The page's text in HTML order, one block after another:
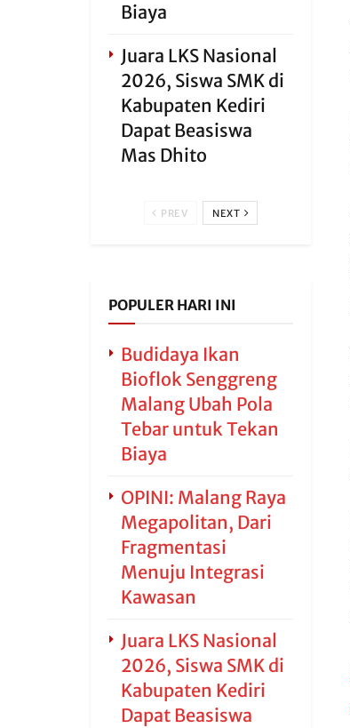
Biaya
Juara LKS Nasional
2026, Siswa SMK di
Kabupaten Kediri
Dapat Beasiswa
Mas Dhito
PREV NEXT
POPULER HARI INI
Budidaya Ikan
Bioflok Senggreng
Malang Ubah Pola
Tebar untuk Tekan
Biaya
OPINI: Malang Raya
Megapolitan, Dari
Fragmentasi
Menuju Integrasi
Kawasan
Juara LKS Nasional
2026, Siswa SMK di
Kabupaten Kediri
Dapat Beasiswa